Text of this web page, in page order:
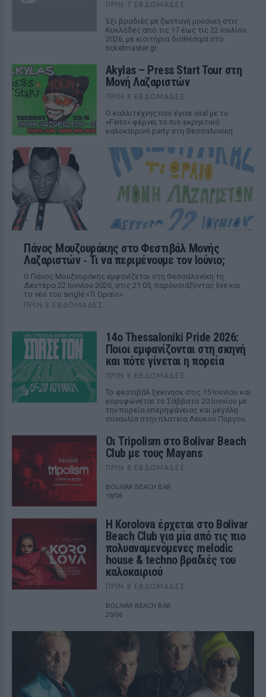
ΠΡΙΝ 7 ΕΒΔΟΜΆΔΕΣ
Έξι βραδιές με ζωντανή μουσική στις
Κυκλάδες από τις 17 έως τις 22 Ιουλίου
2026, με εισιτήρια διαθέσιμα στο
ticketmaster.gr.
Akylas – Press Start Tour στη
Μονή Λαζαριστών
ΠΡΙΝ 8 ΕΒΔΟΜΆΔΕΣ
Ο καλλιτέχνης που έγινε viral με το
«Ferto» φέρνει το πιο εκρηκτικό
καλοκαιρινό party στη Θεσσαλονίκη
Πάνος Μουζουράκης στο Φεστιβάλ Μονής
Λαζαριστών ‑ Τι να περιμένουμε τον Ιούνιο;
Ο Πάνος Μουζουράκης εμφανίζεται στη Θεσσαλονίκη τη
Δευτέρα 22 Ιουνίου 2026, στις 21:05, παρουσιάζοντας live και
το νέο του single «Τι Ωραίο».
ΠΡΙΝ 8 ΕΒΔΟΜΆΔΕΣ
14ο Thessaloniki Pride 2026:
Ποιοι εμφανίζονται στη σκηνή
και πότε γίνεται η πορεία
ΠΡΙΝ 8 ΕΒΔΟΜΆΔΕΣ
Το φεστιβάλ ξεκίνησε στις 15 Ιουνίου και
κορυφώνεται το Σάββατο 20 Ιουνίου με
την πορεία υπερηφάνειας και μεγάλη
συναυλία στην πλατεία Λευκού Πύργου.
Οι Tripolism στο Bolivar Beach
Club με τους Mayans
ΠΡΙΝ 8 ΕΒΔΟΜΆΔΕΣ
BOLIVAR BEACH BAR
18/06
Η Korolova έρχεται στο Bolivar
Beach Club για μία από τις πιο
πολυαναμενόμενες melodic
house & techno βραδιές του
καλοκαιριού
ΠΡΙΝ 8 ΕΒΔΟΜΆΔΕΣ
BOLIVAR BEACH BAR
20/06